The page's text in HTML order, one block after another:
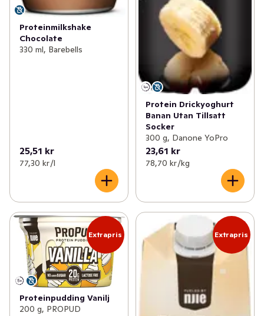
Proteinmilkshake
Chocolate
330 ml, Barebells
25,51 kr
77,30 kr /l
Protein Drickyoghurt
Banan Utan Tillsatt
Socker
300 g, Danone YoPro
23,61 kr
78,70 kr /kg
Extrapris
Proteinpudding Vanilj
200 g, PROPUD
Extrapris